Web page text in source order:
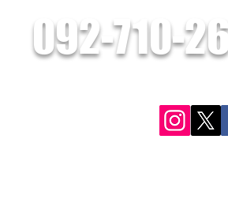
092-710-